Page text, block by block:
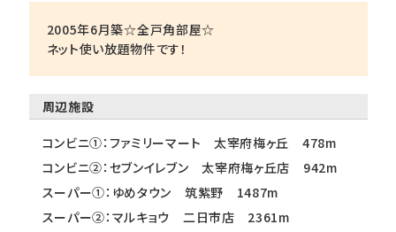
2005年6月築☆全戸角部屋☆
ネット使い放題物件です！
周辺施設
コンビニ①：ファミリーマート 太宰府梅ヶ丘 478m
コンビニ②：セブンイレブン 太宰府梅ヶ丘店 942m
スーパー①：ゆめタウン 筑紫野 1487m
スーパー②：マルキョウ 二日市店 2361m